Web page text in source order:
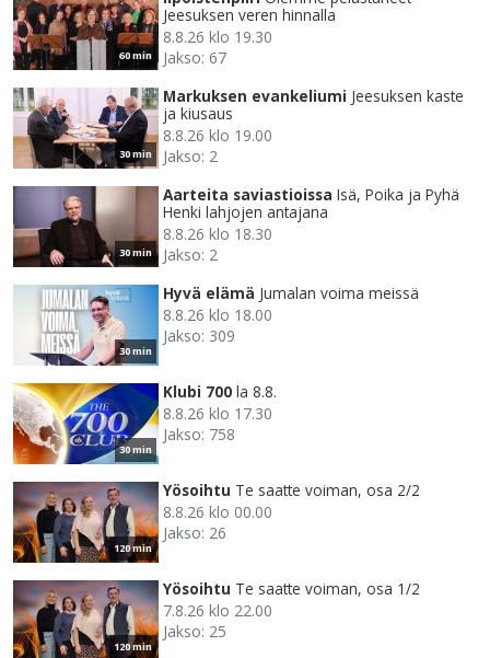
60 min
Jeesuksen veren hinnalla
8.8.26 klo 19.30
Jakso: 67
30 min
Markuksen evankeliumi Jeesuksen kaste
ja kiusaus
8.8.26 klo 19.00
Jakso: 2
30 min
Aarteita saviastioissa Isä, Poika ja Pyhä
Henki lahjojen antajana
8.8.26 klo 18.30
Jakso: 2
30 min
Hyvä elämä Jumalan voima meissä
8.8.26 klo 18.00
Jakso: 309
30 min
Klubi 700 la 8.8.
8.8.26 klo 17.30
Jakso: 758
120 min
Yösoihtu Te saatte voiman, osa 2/2
8.8.26 klo 00.00
Jakso: 26
120 min
Yösoihtu Te saatte voiman, osa 1/2
7.8.26 klo 22.00
Jakso: 25